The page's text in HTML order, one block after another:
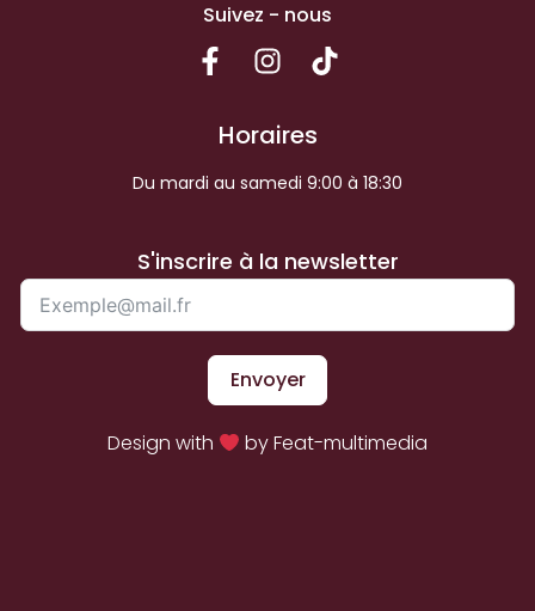
Suivez - nous
Horaires
Du mardi au samedi 9:00 à 18:30
S'inscrire à la newsletter
Envoyer
Design with by Feat-multimedia